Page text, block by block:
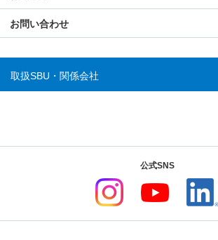
お問い合わせ
取扱SBU・関係会社
公式SNS